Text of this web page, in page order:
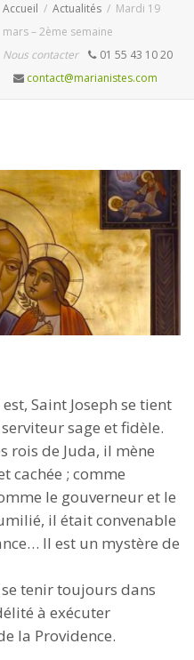
Accueil Actualités
Mardi 19
mars – 2ème semaine
Nous contacter
01 55 43 10 20
contact@marianistes.com
Saint Joseph se tient
sage et fidèle.
rois de Juda, il mène
cachée ; comme
le gouverneur et le
il était convenable
Il est un mystère de
tenir toujours dans
à exécuter
la Providence.